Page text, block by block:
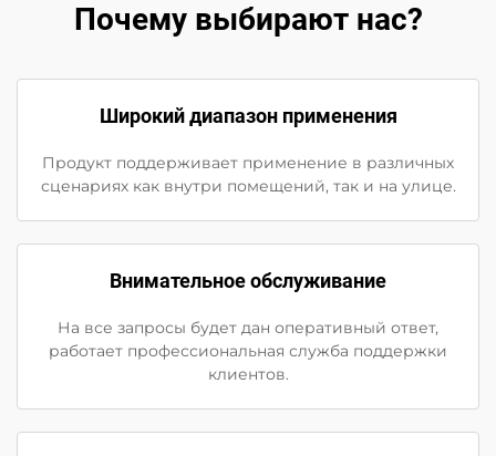
Почему выбирают нас?
Широкий диапазон применения
Продукт поддерживает применение в различных
сценариях как внутри помещений, так и на улице.
Внимательное обслуживание
На все запросы будет дан оперативный ответ,
работает профессиональная служба поддержки
клиентов.